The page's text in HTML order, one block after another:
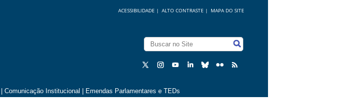
MAPA DO SITE
ALTO CONTRASTE |
ACESSIBILIDADE |
Comunicação Institucional Emendas Parlamentares e TEDs